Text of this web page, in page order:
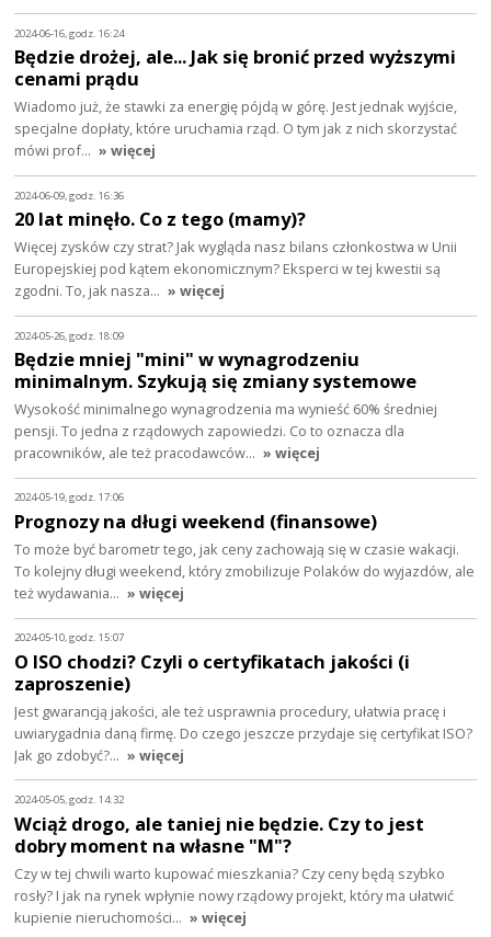
2024-06-16, godz. 16:24
Będzie drożej, ale... Jak się bronić przed wyższymi
cenami prądu
Wiadomo już, że stawki za energię pójdą w górę. Jest jednak wyjście,
specjalne dopłaty, które uruchamia rząd. O tym jak z nich skorzystać
mówi prof… » więcej
2024-06-09, godz. 16:36
20 lat minęło. Co z tego (mamy)?
Więcej zysków czy strat? Jak wygląda nasz bilans członkostwa w Unii
Europejskiej pod kątem ekonomicznym? Eksperci w tej kwestii są
zgodni. To, jak nasza… » więcej
2024-05-26, godz. 18:09
Będzie mniej "mini" w wynagrodzeniu
minimalnym. Szykują się zmiany systemowe
Wysokość minimalnego wynagrodzenia ma wynieść 60% średniej
pensji. To jedna z rządowych zapowiedzi. Co to oznacza dla
pracowników, ale też pracodawców… » więcej
2024-05-19, godz. 17:06
Prognozy na długi weekend (finansowe)
To może być barometr tego, jak ceny zachowają się w czasie wakacji.
To kolejny długi weekend, który zmobilizuje Polaków do wyjazdów, ale
też wydawania… » więcej
2024-05-10, godz. 15:07
O ISO chodzi? Czyli o certyfikatach jakości (i
zaproszenie)
Jest gwarancją jakości, ale też usprawnia procedury, ułatwia pracę i
uwiarygadnia daną firmę. Do czego jeszcze przydaje się certyfikat ISO?
Jak go zdobyć?… » więcej
2024-05-05, godz. 14:32
Wciąż drogo, ale taniej nie będzie. Czy to jest
dobry moment na własne "M"?
Czy w tej chwili warto kupować mieszkania? Czy ceny będą szybko
rosły? I jak na rynek wpłynie nowy rządowy projekt, który ma ułatwić
kupienie nieruchomości… » więcej